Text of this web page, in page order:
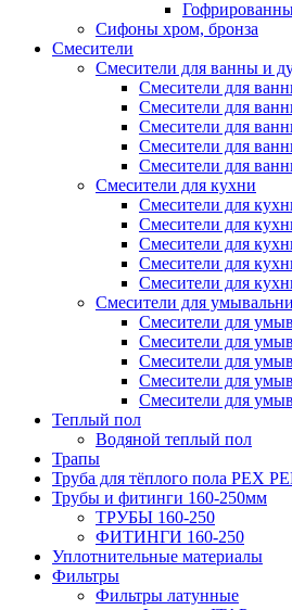
Сифоны хром, бронза
Смесители
Смесители для ванны и
Смесители для
Смесители для
Смесители для
Смесители для
Смесители для
Смесители для кухни
Смесители для
Смесители для
Смесители для
Смесители для
Смесители для
Смесители для
Cмесители для
Смесители для
Смесители для
Смесители для
Смесители для
Теплый пол
Водяной теплый пол
Трапы
Труба для тёплого пола PEX
Трубы и фитинги 160-250мм
ТРУБЫ 160-250
ФИТИНГИ 160-250
Уплотнительные материалы
Фильтры
Фильтры латунные